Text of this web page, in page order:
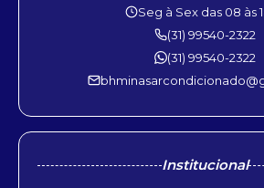
Seg à Sex das 08 às
(31) 99540-2322
(31) 99540-2322
Institucional